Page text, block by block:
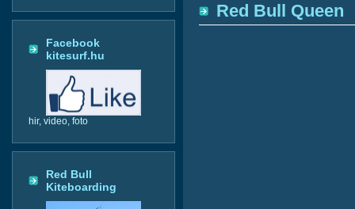
Facebook
kitesurf.hu
hir, video, foto
Red Bull
Kiteboarding
Red Bull Queen